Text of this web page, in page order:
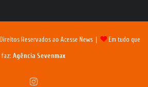
Reservados ao Acesse News | Em tudo que
faz: Agência Sevenmax
Instagram